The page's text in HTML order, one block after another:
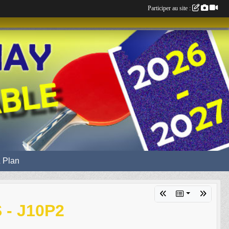
Plan
- J10P2
Participer au site :